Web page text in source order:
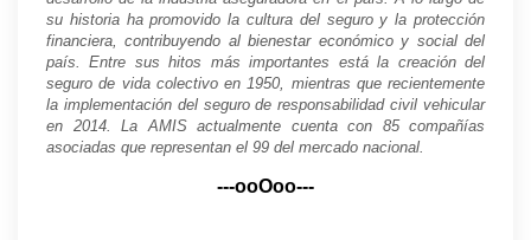
su historia ha promovido la cultura del seguro y la protección
financiera, contribuyendo al bienestar económico y social del
país. Entre sus hitos más importantes está la creación del
seguro de vida colectivo en 1950, mientras que recientemente
la implementación del seguro de responsabilidad civil vehicular
en 2014. La AMIS actualmente cuenta con 85 compañías
asociadas que representan el 99 del mercado nacional.
---ooOoo---